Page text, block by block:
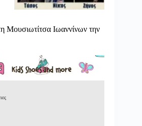
Μουσιωτίτσα Ιωαννίνων την